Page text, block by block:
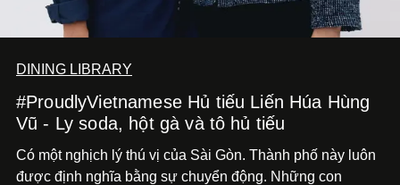
DINING LIBRARY
#ProudlyVietnamese Hủ tiếu Liến Húa Hùng
Vũ - Ly soda, hột gà và tô hủ tiếu
Có một nghịch lý thú vị của Sài Gòn. Thành phố này luôn
được định nghĩa bằng sự chuyển động. Những con